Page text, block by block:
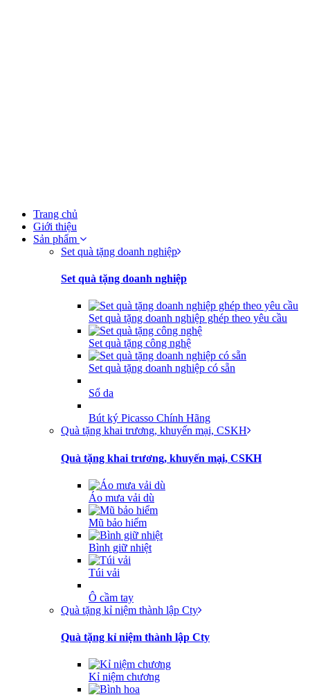
Trang chủ
Giới thiệu
Sản phẩm
Set quà tặng doanh nghiệp
Set quà tặng doanh nghiệp
Set quà tặng doanh nghiệp ghép theo yêu cầu
Set quà tặng công nghệ
Set quà tặng doanh nghiệp có sẵn
Sổ da
Bút ký Picasso Chính Hãng
Quà tặng khai trương, khuyến mại, CSKH
Quà tặng khai trương, khuyến mại, CSKH
Áo mưa vải dù
Mũ bảo hiểm
Bình giữ nhiệt
Túi vải
Ô cầm tay
Quà tặng kỉ niệm thành lập Cty
Quà tặng kỉ niệm thành lập Cty
Kỉ niệm chương